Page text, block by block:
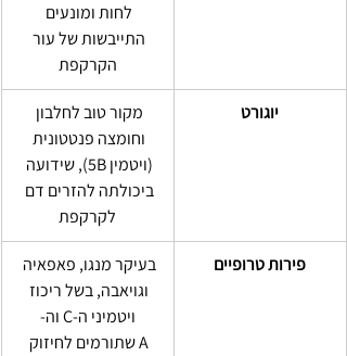
לחות ומונעים
התייבשות של עור
הקרקפת
יוגורט
מקור טוב לחלבון
וחומצה פנטטונית
(ויטמין 5B), שידועה
ביכולתה להזרים דם
לקרקפת
פירות טרופיים
בעיקר מנגו, פאפאיה
וגויאבה, בשל ריכוז
ויטמיני ה-C וה-
A שתורמים לחיזוק